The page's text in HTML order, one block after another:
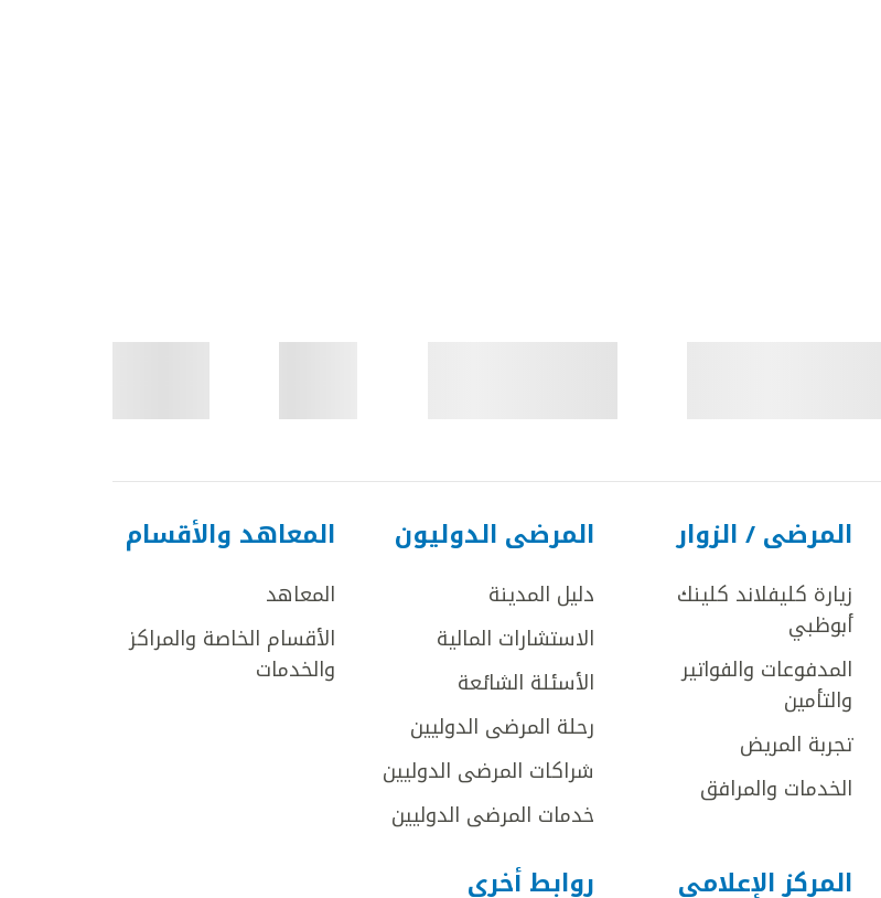
المرضى / الزوار
زيارة كليفلاند كلينك
أبوظبي
المدفوعات والفواتير
والتأمين
تجربة المريض
الخدمات والمرافق
المرضى الدوليون
دليل المدينة
الاستشارات المالية
الأسئلة الشائعة
رحلة المرضى الدوليين
شراكات المرضى الدوليين
خدمات المرضى الدوليين
المعاهد والأقسام
المعاهد
الأقسام الخاصة والمراكز
والخدمات
المركز الإعلامي روابط أخرى